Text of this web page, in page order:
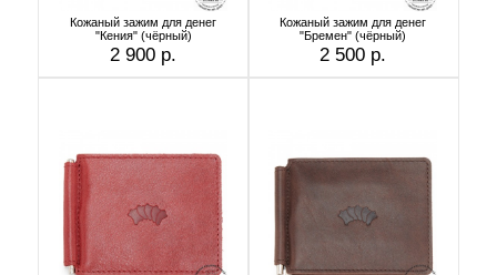
Кожаный зажим для денег
"Кения" (чёрный)
2 900 р.
Кожаный зажим для денег
"Бремен" (чёрный)
2 500 р.